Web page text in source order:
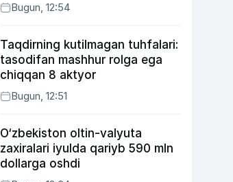
Bugun, 12:54
Taqdirning kutilmagan tuhfalari:
tasodifan mashhur rolga ega
chiqqan 8 aktyor
Bugun, 12:51
O‘zbekiston oltin-valyuta
zaxiralari iyulda qariyb 590 mln
dollarga oshdi